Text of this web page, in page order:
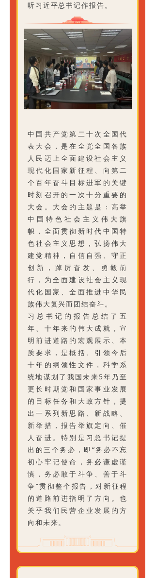
听习近平总书记作报告。
中国共产党第二十次全国代
表大会，是在全党全国各族
人民迈上全面建设社会主义
现代化国家新征程、向第二
个百年奋斗目标进军的关键
时刻召开的一次十分重要的
大会。大会的主题是：高举
中国特色社会主义伟大旗
帜，全面贯彻新时代中国特
色社会主义思想，弘扬伟大
建党精神，自信自强、守正
创新，踔厉奋发、勇毅前
行，为全面建设社会主义现
代化国家、全面推进中华民
族伟大复兴而团结奋斗。
习总书记的报告总结了五
年、十年来的伟大成就，宣
明前进道路的宏观展示、本
质要求，是概括、引领今后
十年的纲领性文件，科学系
统地谋划了我国未来5年乃至
更长时期党和国家事业发展
的目标任务和大政方针，提
出一系列新思路、新战略、
新举措，报告举旗定向、催
人奋进。特别是习总书记提
出的三个务必，即“务必不忘
初心牢记使命，务必谦虚谨
慎，务必敢于斗争、善于斗
争”贯彻整个报告，对新征程
的道路前进指明了方向。也
关乎我们民营企业发展的方
向和未来。